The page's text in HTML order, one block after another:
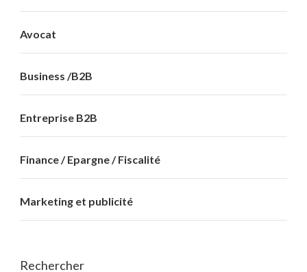
Avocat
Business /B2B
Entreprise B2B
Finance / Epargne / Fiscalité
Marketing et publicité
Rechercher